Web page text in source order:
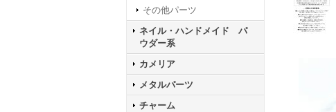
その他パーツ
ネイル・ハンドメイド パ
ウダー系
カメリア
メタルパーツ
チャーム